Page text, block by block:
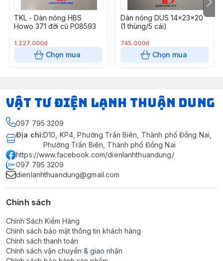
TKL - Dàn nóng HBS
Howo 371 đời cũ P08593
1.227.000đ
Chọn mua
Dàn nóng DUS 14x23x20
(1 thùng/5 cái)
745.000đ
Chọn mua
VẬT TƯ ĐIỆN LẠNH THUẬN DUNG
097 795 3209
Địa chỉ:D10, KP4, Phường Trấn Biên, Thành phố Đồng Nai,
Phường Trấn Biên, Thành phố Đồng Nai
https://www.facebook.com/dienlanhthuandung/
097 795 3209
dienlanhthuandung@gmail.com
Chính sách
Chính Sách Kiểm Hàng
Chính sách bảo mật thông tin khách hàng
Chính sách thanh toán
Chính sách vận chuyển & giao nhận